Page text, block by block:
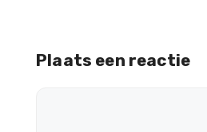
Plaats een reactie